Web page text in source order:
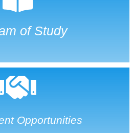
of Study
Opportunities